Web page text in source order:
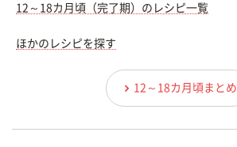
12～18カ月頃（完了期）のレシピ一覧
ほかのレシピを探す
12～18カ月頃まとめ